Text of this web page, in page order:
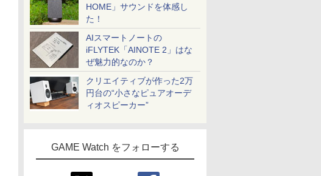
HOME」サウンドを体感し
た！
AIスマートノートの
iFLYTEK「AINOTE 2」はな
ぜ魅力的なのか？
クリエイティブが作った2万
円台の“小さなピュアオーデ
ィオスピーカー”
GAME Watch をフォローする